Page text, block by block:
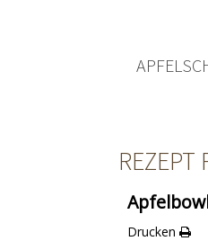
REZEPT
Drucken